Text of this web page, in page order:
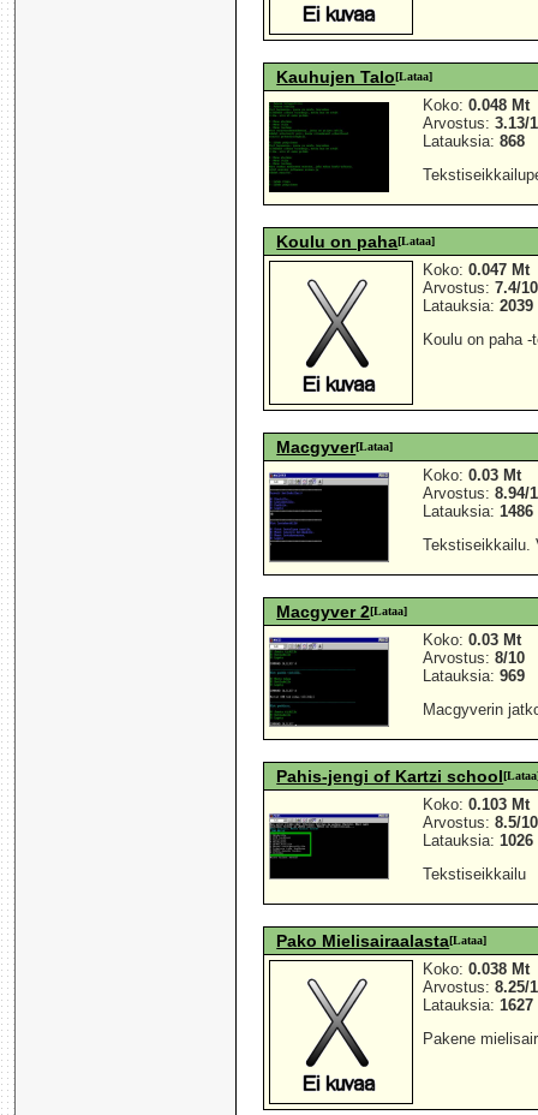
Kauhujen Talo[Lataa]
Koko:0.048 Mt
Arvostus:3.13/
Latauksia:868
Koulu on paha[Lataa]
Koko:0.047 Mt
Arvostus:7.4/10
Latauksia:2039
Koulu on paha
Macgyver[Lataa]
Koko:0.03 Mt
Arvostus:8.94/
Latauksia:1486
Tekstiseikkailu.
Macgyver 2[Lataa]
Koko:0.03 Mt
Arvostus:8/10
Latauksia:969
Macgyverin
Pahis-jengi of Kartzi school
Koko:0.103 Mt
Arvostus:8.5/10
Latauksia:1026
Tekstiseikkailu
Pako Mielisairaalasta[Lataa]
Koko:0.038 Mt
Arvostus:8.25/
Latauksia:1627
Pakene